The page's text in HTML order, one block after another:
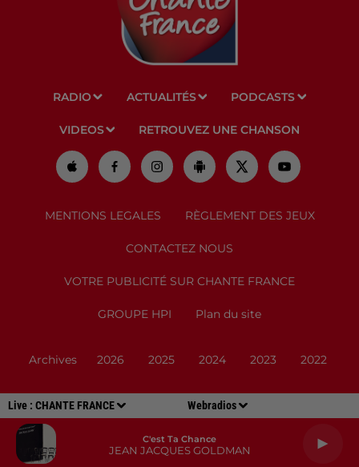
Live : CHANTE FRANCE Webradios
C'est Ta Chance
JEAN JACQUES GOLDMAN
RADIO ACTUALITÉS PODCASTS
VIDEOS RETROUVEZ UNE CHANSON
MENTIONS LEGALES RÈGLEMENT DES JEUX
CONTACTEZ NOUS
VOTRE PUBLICITÉ SUR CHANTE FRANCE
GROUPE HPI Plan du site
Archives 2026 2025 2024 2023 2022